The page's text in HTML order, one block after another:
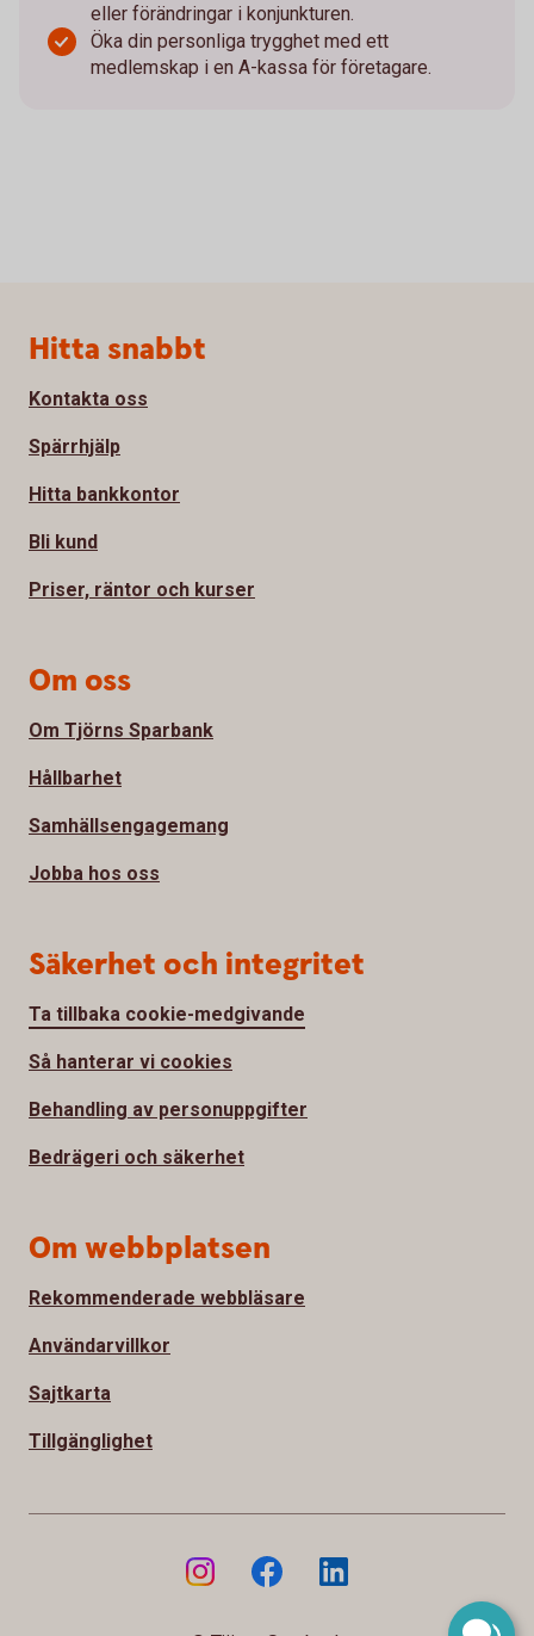
eller förändringar i konjunkturen.
Öka din personliga trygghet med ett
medlemskap i en A-kassa för företagare.
Sidfot
Hitta snabbt
Kontakta oss
Spärrhjälp
Hitta bankkontor
Bli kund
Priser, räntor och kurser
Om oss
Om Tjörns Sparbank
Hållbarhet
Samhällsengagemang
Jobba hos oss
Säkerhet och integritet
Ta tillbaka cookie-medgivande
Så hanterar vi cookies
Behandling av personuppgifter
Bedrägeri och säkerhet
Om webbplatsen
Rekommenderade webbläsare
Användarvillkor
Sajtkarta
Tillgänglighet